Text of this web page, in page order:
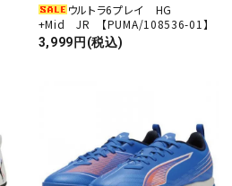
ウルトラ6プレイ HG
+Mid JR 【PUMA/108536-01】
3,999円(税込)